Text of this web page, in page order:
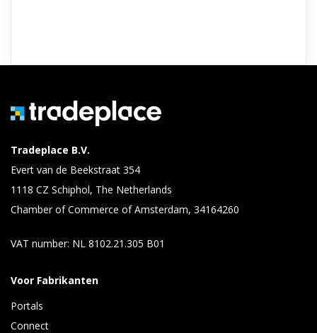
Tradeplace B.V.
Evert van de Beekstraat 354
1118 CZ Schiphol, The Netherlands
Chamber of Commerce of Amsterdam, 34164260
VAT number: NL 8102.21.305 B01
Voor Fabrikanten
Portals
Connect